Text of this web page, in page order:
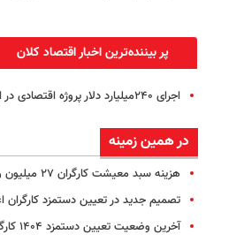
پر بیننده‌ترین اخبار اقتصاد كلان
اجرای ۲۴۰میلیارد دلار پروژه اقتصادی در ایران
در همین زمینه
هزینه سبد معیشت کارگران ۲۷ میلیون و ۶۵۰ هزار تومان است | دولت پیشنهاد افزایش ۳۵ درصدی حق مسکن کارگران را پذیرفت؟
تصمیم جدید در تعیین دستمزد کارگران
آخرین وضعیت تعیین دستمزد ۱۴۰۴ کارگران